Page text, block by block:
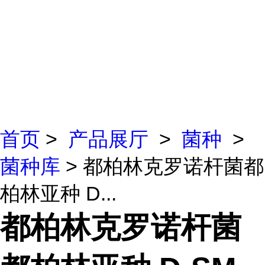
首页 > 产品展厅 > 菌种 >
菌种库 > 都柏林克罗诺杆菌都
柏林亚种 D...
都柏林克罗诺杆菌